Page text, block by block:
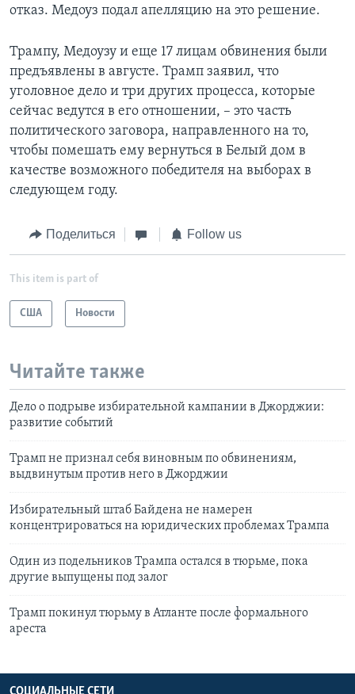
отказ. Медоуз подал апелляцию на это решение.
Трампу, Медоузу и еще 17 лицам обвинения были
предъявлены в августе. Трамп заявил, что
уголовное дело и три других процесса, которые
сейчас ведутся в его отношении, – это часть
политического заговора, направленного на то,
чтобы помешать ему вернуться в Белый дом в
качестве возможного победителя на выборах в
следующем году.
Поделиться Follow us
This item is part of
США Новости
Читайте также
Дело о подрыве избирательной кампании в Джорджии:
развитие событий
Трамп не признал себя виновным по обвинениям,
выдвинутым против него в Джорджии
Избирательный штаб Байдена не намерен
концентрироваться на юридических проблемах Трампа
Один из подельников Трампа остался в тюрьме, пока
другие выпущены под залог
Трамп покинул тюрьму в Атланте после формального
ареста